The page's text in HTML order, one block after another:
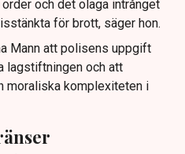
och det olaga intrånget
för brott, säger hon.
Mann att polisens uppgift
lagstiftningen och att
moraliska komplexiteten i